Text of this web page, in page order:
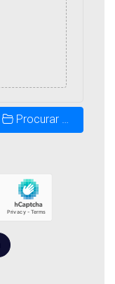
Procurar …